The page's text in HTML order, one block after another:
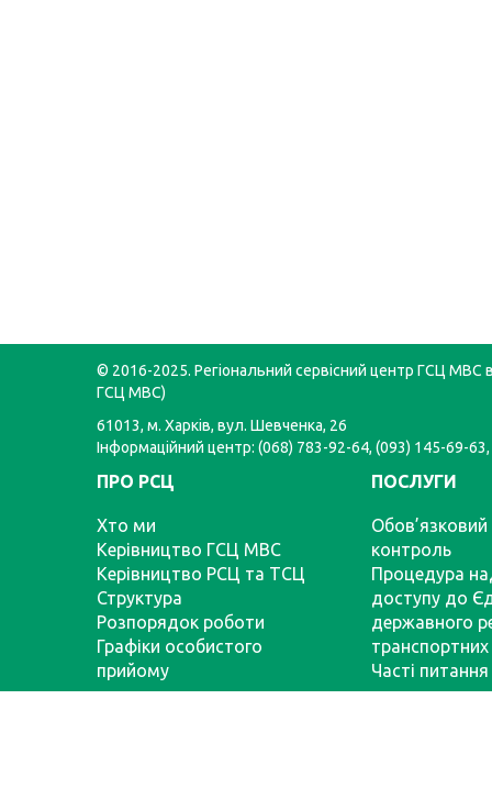
© 2016-2025. Регіональний сервісний центр ГСЦ МВС в
ГСЦ МВС)
61013, м. Харків, вул. Шевченка, 26
Інформаційний центр: (068) 783-92-64, (093) 145-69-
ПРО РСЦ
Хто ми
Керівництво ГСЦ МВС
Керівництво РСЦ та ТСЦ
Структура
Розпорядок роботи
Графіки особистого
прийому
ПОСЛУГИ
Обов’язковий
контроль
Процедура
доступу до
державного
транспортних
Часті питання